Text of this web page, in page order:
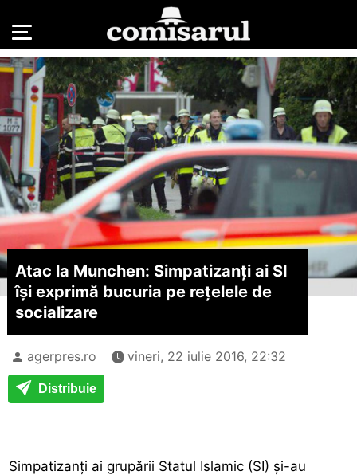
Atac la Munchen: Simpatizanți ai SI
își exprimă bucuria pe rețelele de
socializare
agerpres.ro vineri, 22 iulie 2016, 22:32
Distribuie
Simpatizanți ai grupării Statul Islamic (SI) și-au